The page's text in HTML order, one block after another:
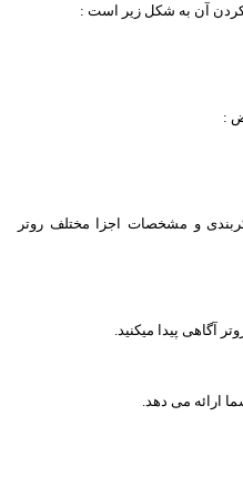
و مشخصات اجزا مختلف روتر